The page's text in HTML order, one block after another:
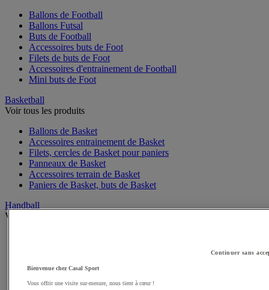
Ballons de Football
Ballons Futsal
Buts de Football
Accessoires buts de Foot
Filets de buts de Foot
Accessoires d'entrainement de Football
Mini buts de Foot
Basketball
Voir tous les produits
Ballons de Basket
Accessoires entrainement de Basket
Filets, cercles de Basket pour paniers
Panneaux de Basket
Accessoires terrain de Basket
Paniers de Basket, buts de Basket
Handball
Voir tous les produits
Accessoires d'entrainement de Handball
Accessoires buts de Hand
Continuer sans
Bienvenue chez Casal Sport
Vous offrir une visite sur-mesure, nous tient à cœur !